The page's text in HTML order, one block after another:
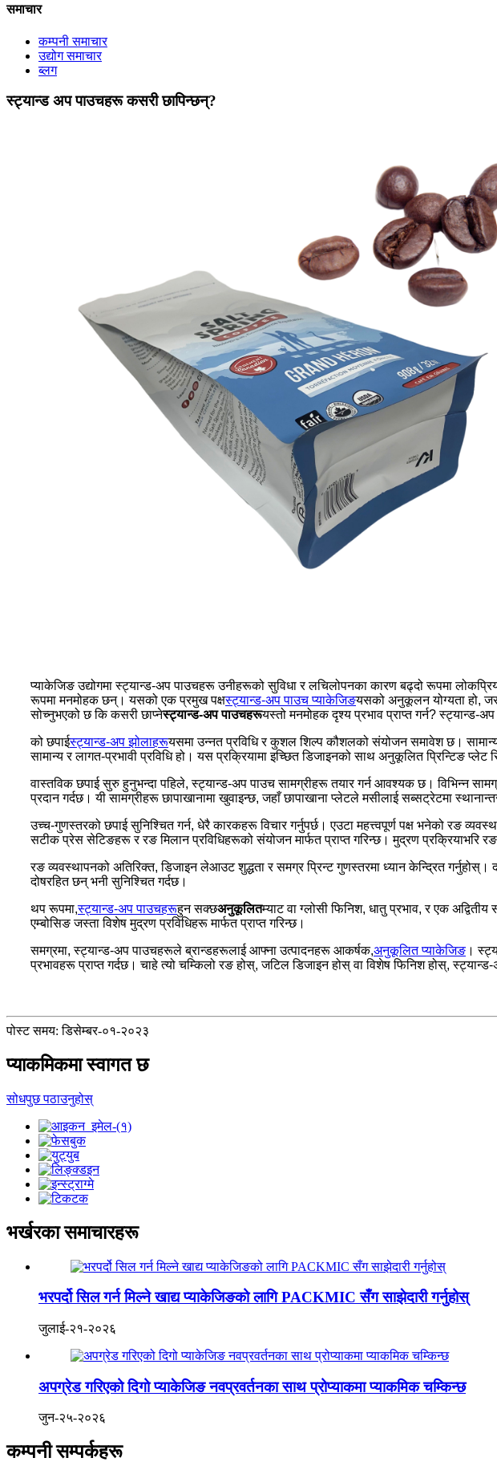
समाचार
कम्पनी समाचार
उद्योग समाचार
ब्लग
स्ट्यान्ड अप पाउचहरू कसरी छापिन्छन्?
प्याकेजिङ उद्योगमा स्ट्यान्ड-अप पाउचहरू उनीहरूको सुविधा र लचिलोपनका कारण बढ्दो रूपमा
रूपमा मनमोहक छन्। यसको एक प्रमुख पक्षस्ट्यान्ड-अप पाउच प्याकेजिङयसको अनुकूलन योग्यता हो,
सोच्नुभएको छ कि कसरी छाप्नेस्ट्यान्ड-अप पाउचहरूयस्तो मनमोहक दृश्य प्रभाव प्राप्त गर्न? स्ट्यान्ड-
को छपाईस्ट्यान्ड-अप झोलाहरूयसमा उन्नत प्रविधि र कुशल शिल्प कौशलको संयोजन समावेश छ।
सामान्य र लागत-प्रभावी प्रविधि हो। यस प्रक्रियामा इच्छित डिजाइनको साथ अनुकूलित प्रिन्टिङ प्लेट
वास्तविक छपाई सुरु हुनुभन्दा पहिले, स्ट्यान्ड-अप पाउच सामग्रीहरू तयार गर्न आवश्यक छ। विभिन्न
प्रदान गर्दछ। यी सामग्रीहरू छापाखानामा खुवाइन्छ, जहाँ छापाखाना प्लेटले मसीलाई सब्सट्रेटमा
उच्च-गुणस्तरको छपाई सुनिश्चित गर्न, धेरै कारकहरू विचार गर्नुपर्छ। एउटा महत्त्वपूर्ण पक्ष भनेको रङ
सटीक प्रेस सेटिङहरू र रङ मिलान प्रविधिहरूको संयोजन मार्फत प्राप्त गरिन्छ। मुद्रण प्रक्रियाभरि
रङ व्यवस्थापनको अतिरिक्त, डिजाइन लेआउट शुद्धता र समग्र प्रिन्ट गुणस्तरमा ध्यान केन्द्रित
दोषरहित छन् भनी सुनिश्चित गर्दछ।
थप रूपमा,स्ट्यान्ड-अप पाउचहरूहुन सक्छअनुकूलितम्याट वा ग्लोसी फिनिश, धातु प्रभाव, र एक
एम्बोसिङ जस्ता विशेष मुद्रण प्रविधिहरू मार्फत प्राप्त गरिन्छ।
समग्रमा, स्ट्यान्ड-अप पाउचहरूले ब्रान्डहरूलाई आफ्ना उत्पादनहरू आकर्षक,अनुकूलित प्याकेजिङ ।
प्रभावहरू प्राप्त गर्दछ। चाहे त्यो चम्किलो रङ होस्, जटिल डिजाइन होस् वा विशेष फिनिश होस्,
पोस्ट समय: डिसेम्बर-०१-२०२३
प्याकमिकमा स्वागत छ
सोधपुछ पठाउनुहोस्
भर्खरका समाचारहरू
भरपर्दो सिल गर्न मिल्ने खाद्य प्याकेजिङको लागि PACKMIC सँग साझेदारी गर्नुहोस्
जुलाई-२१-२०२६
अपग्रेड गरिएको दिगो प्याकेजिङ नवप्रवर्तनका साथ प्रोप्याकमा प्याकमिक चम्किन्छ
जुन-२५-२०२६
कम्पनी सम्पर्कहरू